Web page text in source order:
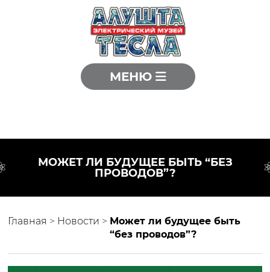
МЕНЮ
МОЖЕТ ЛИ БУДУЩЕЕ БЫТЬ “БЕЗ
ПРОВОДОВ”?
Главная > Новости > Может ли будущее быть
“без проводов”?